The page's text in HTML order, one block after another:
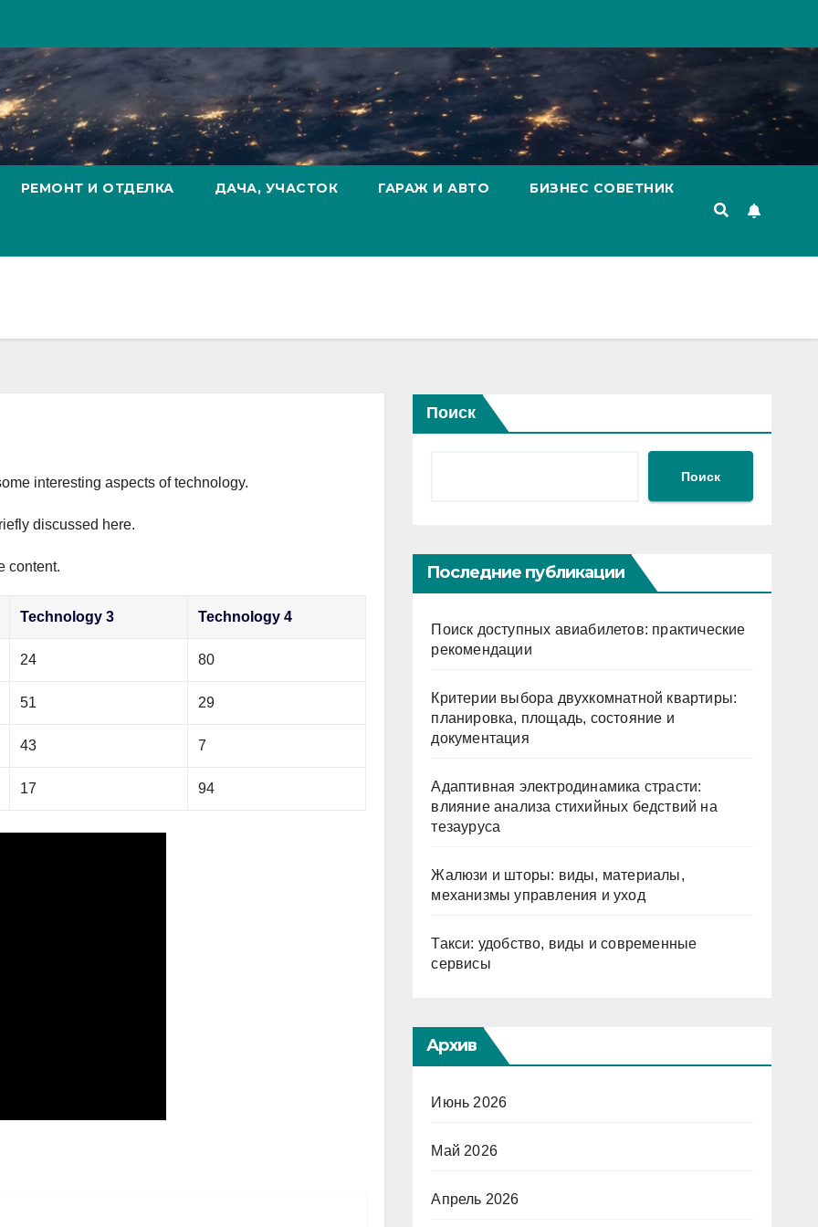
РЕМОНТ И ОТДЕЛКА ДАЧА, УЧАСТОК ГАРАЖ И АВТО БИЗНЕС СОВЕТНИК
interesting aspects of technology.
discussed here.
content.
Technology 3 Technology 4
24 80
51 29
43 7
17 94
Поиск
Поиск
Последние публикации
Поиск доступных авиабилетов: практические
рекомендации
Критерии выбора двухкомнатной квартиры:
планировка, площадь, состояние и
документация
Адаптивная электродинамика страсти:
влияние анализа стихийных бедствий на
тезауруса
Жалюзи и шторы: виды, материалы,
механизмы управления и уход
Такси: удобство, виды и современные
сервисы
Архив
Июнь 2026
Май 2026
Апрель 2026